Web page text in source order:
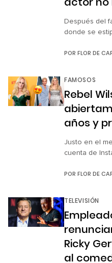
Después del
donde se
afirmado que
POR FLOR DE
FAMOSOS
Rebel
años y
Justo en el
cuenta de
relación que
fotografía
manera […]
POR FLOR DE
TELEVISIÓN
Ricky
al